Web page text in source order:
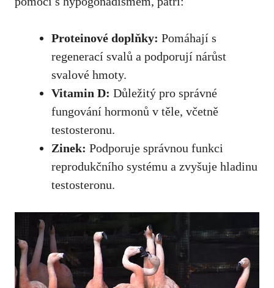
Proteinové doplňky: Pomáhají s
regenerací svalů a podporují nárůst
svalové hmoty.
Vitamin D: Důležitý pro správné
fungování hormonů v těle, včetně
testosteronu.
Zinek: Podporuje správnou funkci
reprodukčního systému a zvyšuje hladinu
testosteronu.